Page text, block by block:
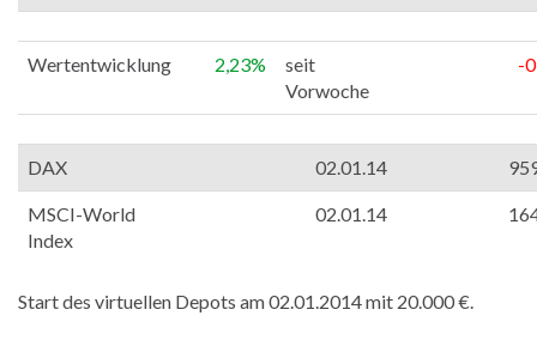
Wertentwicklung 2,23%
seit
Vorwoche
-
DAX 02.01.14
MSCI-World
Index
02.01.14
Start des virtuellen Depots am 02.01.2014 mit 20.000 €.